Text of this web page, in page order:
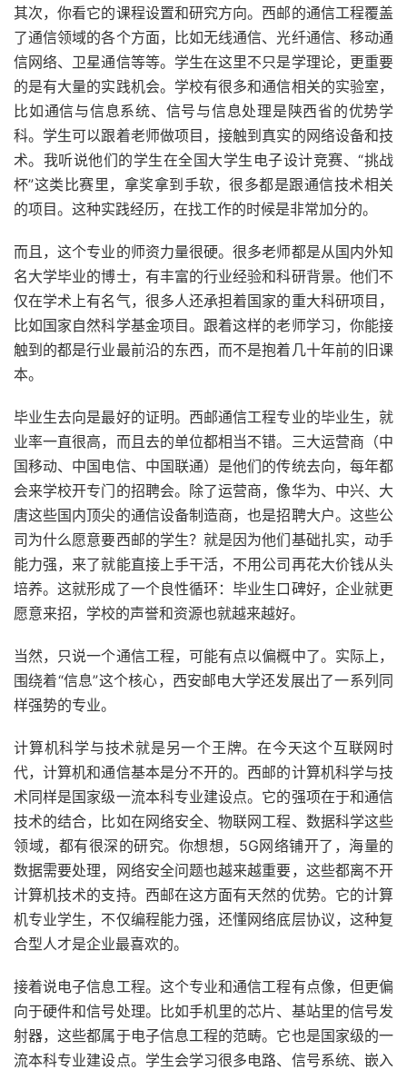
其次，你看它的课程设置和研究方向。西邮的通信工程覆盖
了通信领域的各个方面，比如无线通信、光纤通信、移动通
信网络、卫星通信等等。学生在这里不只是学理论，更重要
的是有大量的实践机会。学校有很多和通信相关的实验室，
比如通信与信息系统、信号与信息处理是陕西省的优势学
科。学生可以跟着老师做项目，接触到真实的网络设备和技
术。我听说他们的学生在全国大学生电子设计竞赛、“挑战
杯”这类比赛里，拿奖拿到手软，很多都是跟通信技术相关
的项目。这种实践经历，在找工作的时候是非常加分的。
而且，这个专业的师资力量很硬。很多老师都是从国内外知
名大学毕业的博士，有丰富的行业经验和科研背景。他们不
仅在学术上有名气，很多人还承担着国家的重大科研项目，
比如国家自然科学基金项目。跟着这样的老师学习，你能接
触到的都是行业最前沿的东西，而不是抱着几十年前的旧课
本。
毕业生去向是最好的证明。西邮通信工程专业的毕业生，就
业率一直很高，而且去的单位都相当不错。三大运营商（中
国移动、中国电信、中国联通）是他们的传统去向，每年都
会来学校开专门的招聘会。除了运营商，像华为、中兴、大
唐这些国内顶尖的通信设备制造商，也是招聘大户。这些公
司为什么愿意要西邮的学生？就是因为他们基础扎实，动手
能力强，来了就能直接上手干活，不用公司再花大价钱从头
培养。这就形成了一个良性循环：毕业生口碑好，企业就更
愿意来招，学校的声誉和资源也就越来越好。
当然，只说一个通信工程，可能有点以偏概中了。实际上，
围绕着“信息”这个核心，西安邮电大学还发展出了一系列同
样强势的专业。
计算机科学与技术就是另一个王牌。在今天这个互联网时
代，计算机和通信基本是分不开的。西邮的计算机科学与技
术同样是国家级一流本科专业建设点。它的强项在于和通信
技术的结合，比如在网络安全、物联网工程、数据科学这些
领域，都有很深的研究。你想想，5G网络铺开了，海量的
数据需要处理，网络安全问题也越来越重要，这些都离不开
计算机技术的支持。西邮在这方面有天然的优势。它的计算
机专业学生，不仅编程能力强，还懂网络底层协议，这种复
合型人才是企业最喜欢的。
接着说电子信息工程。这个专业和通信工程有点像，但更偏
向于硬件和信号处理。比如手机里的芯片、基站里的信号发
射器，这些都属于电子信息工程的范畴。它也是国家级的一
流本科专业建设点。学生会学习很多电路、信号系统、嵌入